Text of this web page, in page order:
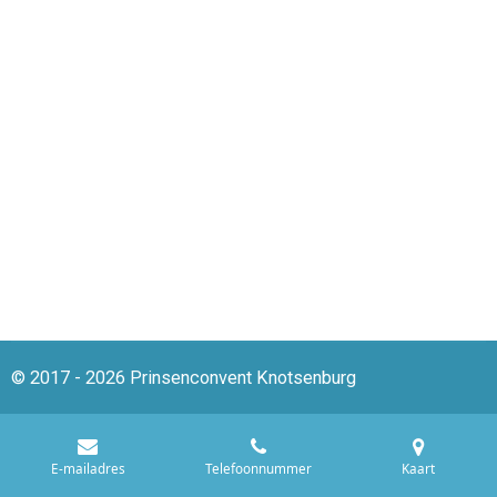
© 2017 - 2026 Prinsenconvent Knotsenburg
E-mailadres Telefoonnummer Kaart